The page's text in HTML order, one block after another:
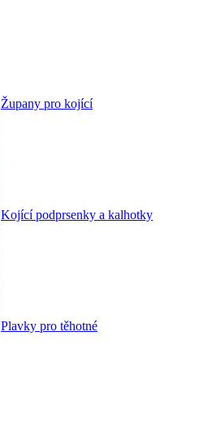
Župany pro kojící
Kojící podprsenky a kalhotky
Plavky pro těhotné